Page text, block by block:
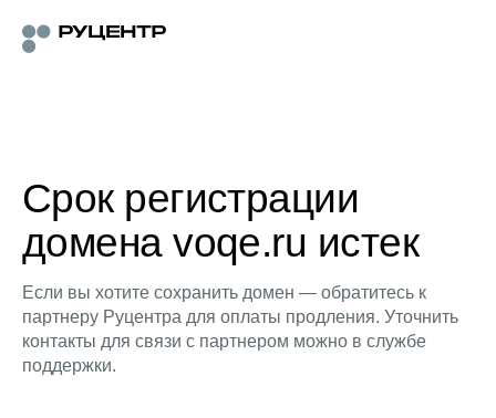
Срок регистрации
домена voqe.ru истек
Если вы хотите сохранить домен — обратитесь к
партнеру Руцентра для оплаты продления. Уточнить
контакты для связи с партнером можно в службе
поддержки.